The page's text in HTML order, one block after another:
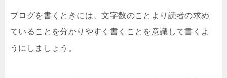
ブログを書くときには、文字数のことより読者の求め
ていることを分かりやすく書くことを意識して書くよ
うにしましょう。